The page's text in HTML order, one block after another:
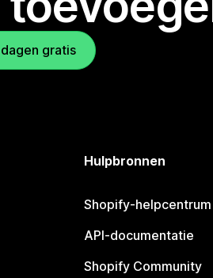
gratis
Hulpbronnen
Shopify-helpcentrum
API-documentatie
Shopify Community